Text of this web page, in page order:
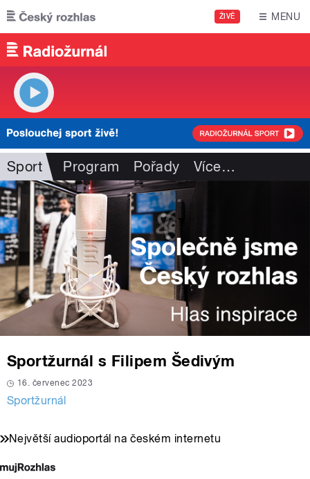
Přejít k hlavnímu obsahu
ŽIVĚ MENU
Sport Program Pořady Více…
Sportžurnál s Filipem Šedivým
16. červenec 2023
Sportžurnál
Největší audioportál na českém internetu